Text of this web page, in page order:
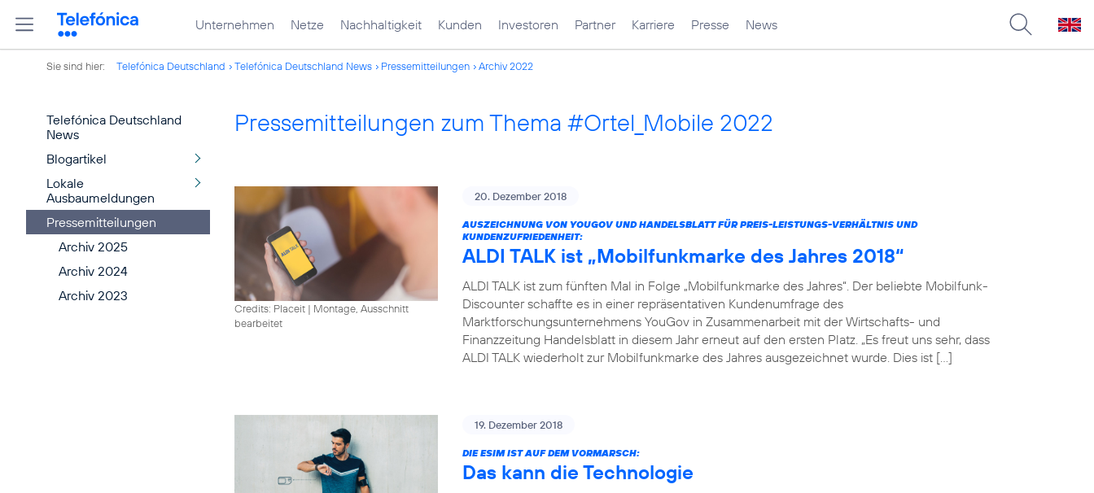
Unternehmen Netze Nachhaltigkeit Kunden Investoren Partner Karriere Presse News
Sie sind hier: Telefónica Deutschland Telefónica Deutschland News Pressemitteilungen Archiv 2022
Telefónica Deutschland
News
Blogartikel
Lokale
Ausbaumeldungen
Pressemitteilungen
Archiv 2025
Archiv 2024
Archiv 2023
Pressemitteilungen zum Thema #Ortel_Mobile 2022
Credits: Placeit | Montage, Ausschnitt
bearbeitet
20. Dezember 2018
AUSZEICHNUNG VON YOUGOV UND HANDELSBLATT FÜR PREIS-LEISTUNGS-VERHÄLTNIS UND
KUNDENZUFRIEDENHEIT:
ALDI TALK ist „Mobilfunkmarke des Jahres 2018“
ALDI TALK ist zum fünften Mal in Folge „Mobilfunkmarke des Jahres“. Der beliebte Mobilfunk-
Discounter schaffte es in einer repräsentativen Kundenumfrage des
Marktforschungsunternehmens YouGov in Zusammenarbeit mit der Wirtschafts- und
Finanzzeitung Handelsblatt in diesem Jahr erneut auf den ersten Platz. „Es freut uns sehr, dass
ALDI TALK wiederholt zur Mobilfunkmarke des Jahres ausgezeichnet wurde. Dies ist […]
19. Dezember 2018
DIE ESIM IST AUF DEM VORMARSCH:
Das kann die Technologie